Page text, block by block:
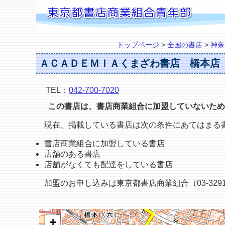
トップページ > 全国の書店 > 神
ＡＣＡＤＥＭＩＡくまざわ書店 橋本店
TEL： 042-700-7020
この書店は、書店商業組合に加盟していないた
現在、掲載している書店は次の条件にあてはまる
書店商業組合に加盟している書店
店舗のある書店
店舗がなくても配達をしている書店
加盟のお申し込みは東京都書店商業組合（03-
+